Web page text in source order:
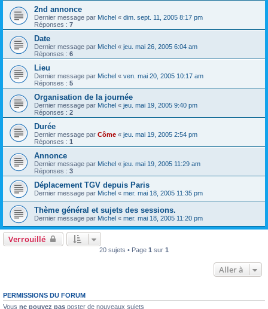
2nd annonce
Dernier message par Michel « dim. sept. 11, 2005 8:17 pm
Réponses : 7
Date
Dernier message par Michel « jeu. mai 26, 2005 6:04 am
Réponses : 6
Lieu
Dernier message par Michel « ven. mai 20, 2005 10:17 am
Réponses : 5
Organisation de la journée
Dernier message par Michel « jeu. mai 19, 2005 9:40 pm
Réponses : 2
Durée
Dernier message par Côme « jeu. mai 19, 2005 2:54 pm
Réponses : 1
Annonce
Dernier message par Michel « jeu. mai 19, 2005 11:29 am
Réponses : 3
Déplacement TGV depuis Paris
Dernier message par Michel « mer. mai 18, 2005 11:35 pm
Thème général et sujets des sessions.
Dernier message par Michel « mer. mai 18, 2005 11:20 pm
Verrouillé
20 sujets • Page 1 sur 1
Aller à
PERMISSIONS DU FORUM
Vous ne pouvez pas poster de nouveaux sujets